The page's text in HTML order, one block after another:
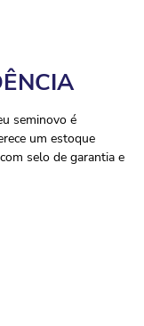
seminovo é
um estoque
selo de garantia e